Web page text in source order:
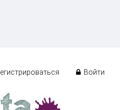
Войти